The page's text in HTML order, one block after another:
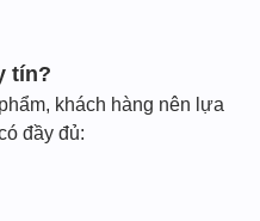
tín?
khách hàng nên lựa
đầy đủ: